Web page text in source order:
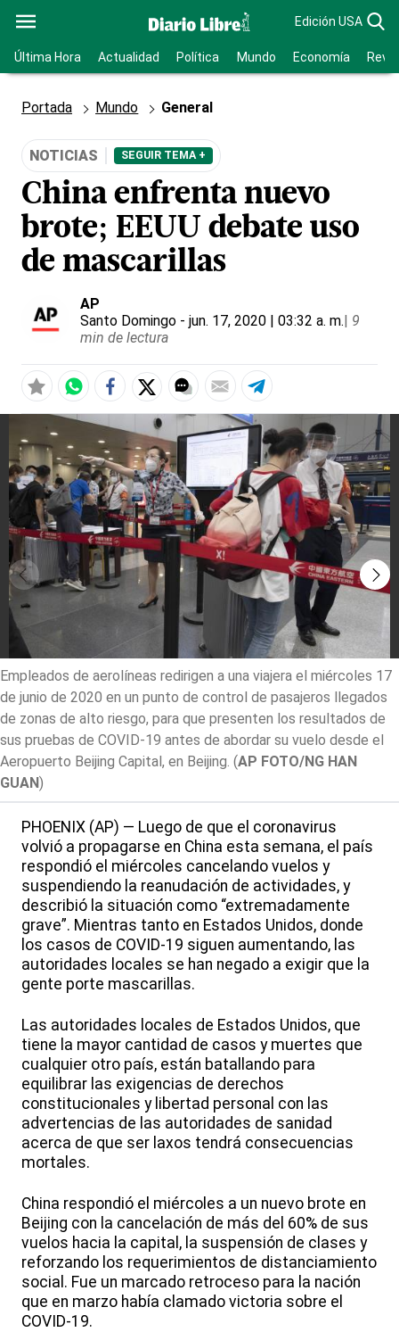
Edición USA
Última Hora Actualidad Política Mundo Economía
Portada Mundo General
NOTICIAS SEGUIR TEMA +
China enfrenta nuevo
brote; EEUU debate uso
de mascarillas
AP
Santo Domingo - jun. 17, 2020 | 03:32 a. m.| 9
min de lectura
Empleados de aerolíneas redirigen a una viajera el miércoles 17
de junio de 2020 en un punto de control de pasajeros llegados
de zonas de alto riesgo, para que presenten los resultados de
sus pruebas de COVID-19 antes de abordar su vuelo desde el
Aeropuerto Beijing Capital, en Beijing. (AP FOTO/NG HAN
GUAN)
PHOENIX (AP) — Luego de que el coronavirus
volvió a propagarse en China esta semana, el país
respondió el miércoles cancelando vuelos y
suspendiendo la reanudación de actividades, y
describió la situación como “extremadamente
grave”. Mientras tanto en Estados Unidos, donde
los casos de COVID-19 siguen aumentando, las
autoridades locales se han negado a exigir que la
gente porte mascarillas.
Las autoridades locales de Estados Unidos, que
tiene la mayor cantidad de casos y muertes que
cualquier otro país, están batallando para
equilibrar las exigencias de derechos
constitucionales y libertad personal con las
advertencias de las autoridades de sanidad
acerca de que ser laxos tendrá consecuencias
mortales.
China respondió el miércoles a un nuevo brote en
Beijing con la cancelación de más del 60% de sus
vuelos hacia la capital, la suspensión de clases y
reforzando los requerimientos de distanciamiento
social. Fue un marcado retroceso para la nación
que en marzo había clamado victoria sobre el
COVID-19.